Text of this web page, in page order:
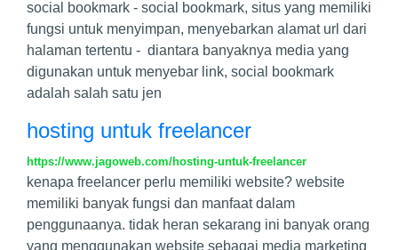
social bookmark - social bookmark, situs yang memiliki
fungsi untuk menyimpan, menyebarkan alamat url dari
halaman tertentu - diantara banyaknya media yang
digunakan untuk menyebar link, social bookmark
adalah salah satu jen
hosting untuk freelancer
https://www.jagoweb.com/hosting-untuk-freelancer
kenapa freelancer perlu memiliki website? website
memiliki banyak fungsi dan manfaat dalam
penggunaanya. tidak heran sekarang ini banyak orang
yang menggunakan website sebagai media marketing